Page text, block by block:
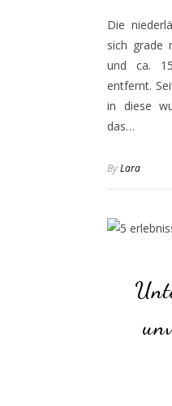
Die
sich grade
und ca.
entfernt.
in diese
das…
ByLara